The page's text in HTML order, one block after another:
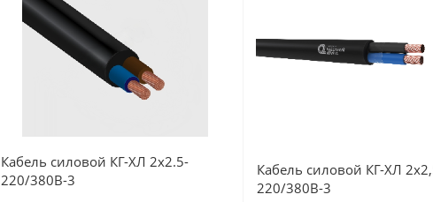
Кабель силовой КГ-ХЛ 2х2.5-
220/380В-3
Кабель силовой КГ-ХЛ
220/380В-3